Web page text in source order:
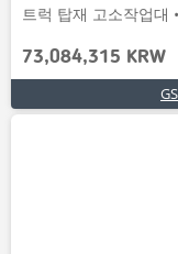
트럭 탑재 고소작업대
73,084,315 KRW